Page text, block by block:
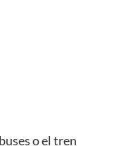
o el tren